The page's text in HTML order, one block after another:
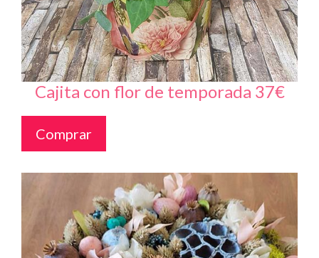
Cajita con flor de temporada 37€
Comprar